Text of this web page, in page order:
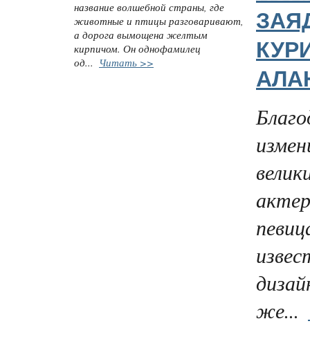
название волшебной страны, где
животные и птицы разговаривают,
а дорога вымощена желтым
кирпичом. Он однофамилец
од... Читать >>
же...